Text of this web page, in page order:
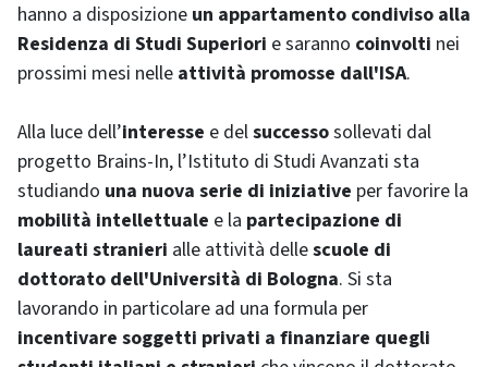
hanno a disposizione un appartamento condiviso alla
Residenza di Studi Superiori e saranno coinvolti nei
prossimi mesi nelle attività promosse dall'ISA.
Alla luce dell’interesse e delsuccessosollevati dal
progetto Brains-In, l’Istituto di Studi Avanzati sta
studiando una nuova serie di iniziative per favorire la
mobilità intellettuale e la partecipazione di
laureati stranieri alle attività dellescuole di
dottorato dell'Università di Bologna. Si sta
lavorando in particolare ad una formula per
incentivare soggetti privati a finanziare quegli